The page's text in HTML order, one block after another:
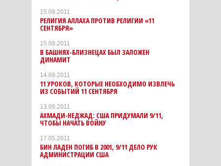
15.09.2011
РЕЛИГИЯ АЛЛАХА ПРОТИВ РЕЛИГИИ «11
СЕНТЯБРЯ»
15.09.2011
В БАШНЯХ-БЛИЗНЕЦАХ БЫЛ ЗАЛОЖЕН
ДИНАМИТ
14.09.2011
11 УРОКОВ, КОТОРЫЕ НЕОБХОДИМО ИЗВЛЕЧЬ
ИЗ СОБЫТИЙ 11 СЕНТЯБРЯ
13.09.2011
АХМАДИ-НЕДЖАД: США ПРИДУМАЛИ 9/11,
ЧТОБЫ НАЧАТЬ ВОЙНУ
17.05.2011
БИН ЛАДЕН ПОГИБ В 2001, 9/11 ДЕЛО РУК
АДМИНИСТРАЦИИ США